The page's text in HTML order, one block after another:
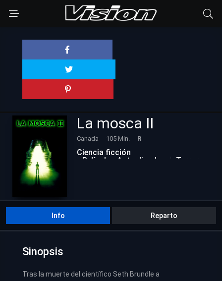
La mosca II
Canada 105 Min. R
Ciencia ficción
Películas Actualizadas
Terror
Info Reparto
Sinopsis
Tras la muerte del científico Seth Brundle a